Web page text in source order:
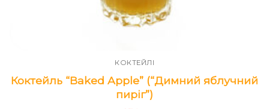
КОКТЕЙЛІ
Коктейль “Baked Apple” (“Димний яблучний
пиріг”)